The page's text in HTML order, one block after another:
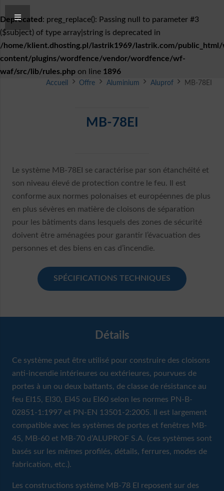
Deprecated : preg_replace(): Passing null to parameter #3
($subject) of type array|string is deprecated in
/home/klient.dhosting.pl/lastrik1969/lastrik.com/
content/plugins/wordfence/vendor/wordfence/wf-
waf/src/lib/rules.php on line 1896
Accueil Offre Aluminium Aluprof MB-78EI
MB-78EI
Le système MB-78EI se caractérise par son étanchéité et
son niveau élevé de protection contre le feu. Il est
conforme aux normes polonaises et européennes de plus
en plus sévères en matière de cloisons de séparation
pour les bâtiments dans lesquels des zones de sécurité
doivent être aménagées pour garantir l’évacuation des
personnes et des biens en cas d’incendie.
SPÉCIFICATIONS TECHNIQUES
Détails
Ce système peut être utilisé pour construire des cloisons
anti-incendie intérieures ou extérieures, pourvues de
portes à un ou deux battants, de classe de résistance au
feu EI15, EI30, EI45 ou EI60 selon les normes PN-B-
02851-1:1997 et PN-EN 13501-2:2005. Il est largement
compatible avec les systèmes de portes et fenêtres MB-
45, MB-60 et MB-70 d’ALUPROF S.A. (ces systèmes sont
basés sur les mêmes profilés, détails, ferrures, modes de
fabrication, etc.).
Les constructions système MB-78 EI reposent sur des